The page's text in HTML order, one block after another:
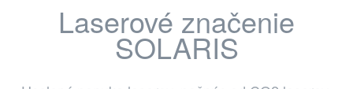
Laserové značenie
SOLARIS